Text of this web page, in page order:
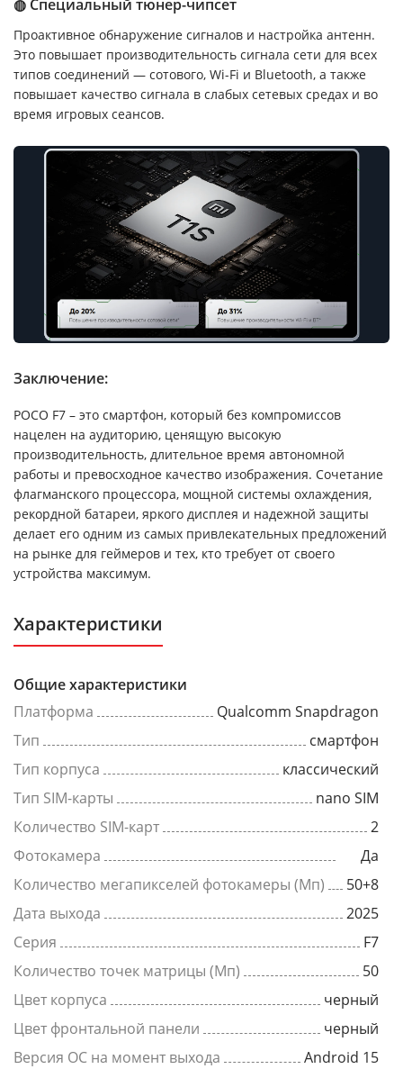
◍ Специальный тюнер-чипсет
Проактивное обнаружение сигналов и настройка антенн.
Это повышает производительность сигнала сети для всех
типов соединений — сотового, Wi-Fi и Bluetooth, а также
повышает качество сигнала в слабых сетевых средах и во
время игровых сеансов.
Заключение:
POCO F7 – это смартфон, который без компромиссов
нацелен на аудиторию, ценящую высокую
производительность, длительное время автономной
работы и превосходное качество изображения. Сочетание
флагманского процессора, мощной системы охлаждения,
рекордной батареи, яркого дисплея и надежной защиты
делает его одним из самых привлекательных предложений
на рынке для геймеров и тех, кто требует от своего
устройства максимум.
Характеристики
Общие характеристики
Платформа
Qualcomm Snapdragon
Тип
смартфон
Тип корпуса
классический
Тип SIM-карты
nano SIM
Количество SIM-карт
2
Фотокамера
Да
Количество мегапикселей фотокамеры (Мп)
50+8
Дата выхода
2025
Серия
F7
Количество точек матрицы (Мп)
50
Цвет корпуса
черный
Цвет фронтальной панели
черный
Версия ОС на момент выхода
Android 15